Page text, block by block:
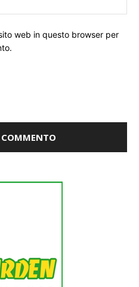
web in questo browser per